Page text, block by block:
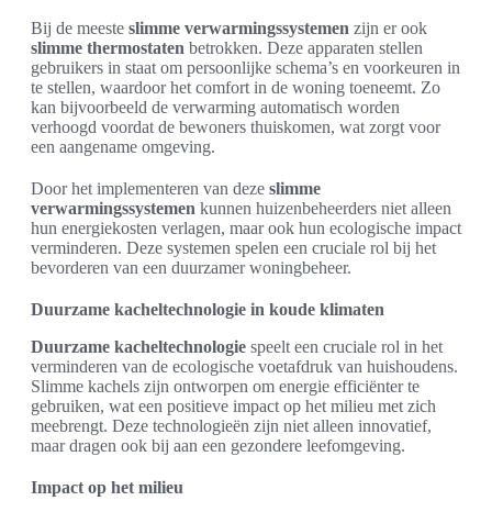
Bij de meeste slimme verwarmingssystemen zijn er ook
slimme thermostaten betrokken. Deze apparaten stellen
gebruikers in staat om persoonlijke schema’s en voorkeuren in
te stellen, waardoor het comfort in de woning toeneemt. Zo
kan bijvoorbeeld de verwarming automatisch worden
verhoogd voordat de bewoners thuiskomen, wat zorgt voor
een aangename omgeving.
Door het implementeren van deze slimme
verwarmingssystemen kunnen huizenbeheerders niet alleen
hun energiekosten verlagen, maar ook hun ecologische impact
verminderen. Deze systemen spelen een cruciale rol bij het
bevorderen van een duurzamer woningbeheer.
Duurzame kacheltechnologie in koude klimaten
Duurzame kacheltechnologie speelt een cruciale rol in het
verminderen van de ecologische voetafdruk van huishoudens.
Slimme kachels zijn ontworpen om energie efficiënter te
gebruiken, wat een positieve impact op het milieu met zich
meebrengt. Deze technologieën zijn niet alleen innovatief,
maar dragen ook bij aan een gezondere leefomgeving.
Impact op het milieu